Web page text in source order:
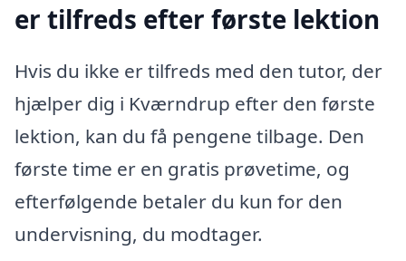
er tilfreds efter første lektion
Hvis du ikke er tilfreds med den tutor, der
hjælper dig i Kværndrup efter den første
lektion, kan du få pengene tilbage. Den
første time er en gratis prøvetime, og
efterfølgende betaler du kun for den
undervisning, du modtager.